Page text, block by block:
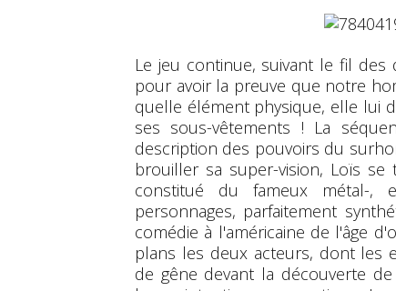
Le jeu continue, suivant le fil des
pour avoir la preuve que notre
quelle élément physique, elle lui
ses sous-vêtements ! La
description des pouvoirs du
brouiller sa super-vision, Loïs
constitué du fameux métal-,
personnages, parfaitement
comédie à l'américaine de l'âge
plans les deux acteurs, dont les
de gêne devant la découverte